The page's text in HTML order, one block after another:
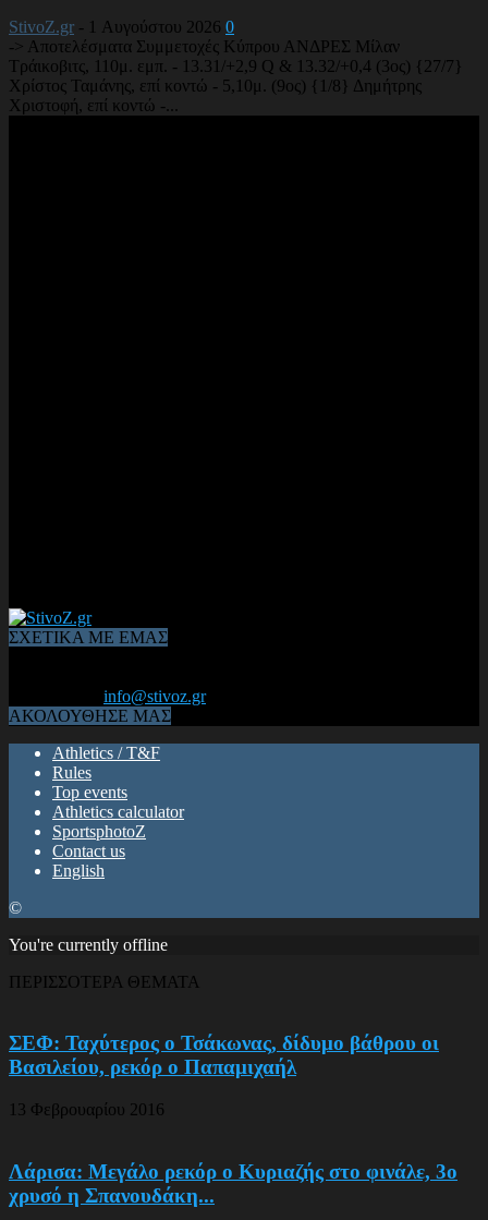
StivoZ.gr - 1 Αυγούστου 2026 0
-> Αποτελέσματα Συμμετοχές Κύπρου ΑΝΔΡΕΣ Μίλαν
Τράικοβιτς, 110μ. εμπ. - 13.31/+2,9 Q & 13.32/+0,4 (3ος) {27/7}
Χρίστος Ταμάνης, επί κοντώ - 5,10μ. (9ος) {1/8} Δημήτρης
Χριστοφή, επί κοντώ -...
ΣΧΕΤΙΚΑ ΜΕ ΕΜΑΣ
info@stivoz.gr
ΑΚΟΛΟΥΘΗΣΕ ΜΑΣ
Athletics / T&F
Rules
Top events
Athletics calculator
SportsphotoZ
Contact us
English
©
You're currently offline
ΠΕΡΙΣΣΟΤΕΡΑ ΘΕΜΑΤΑ
ΣΕΦ: Ταχύτερος ο Τσάκωνας, δίδυμο βάθρου οι
Βασιλείου, ρεκόρ ο Παπαμιχαήλ
13 Φεβρουαρίου 2016
Λάρισα: Μεγάλο ρεκόρ ο Κυριαζής στο φινάλε, 3ο
χρυσό η Σπανουδάκη...